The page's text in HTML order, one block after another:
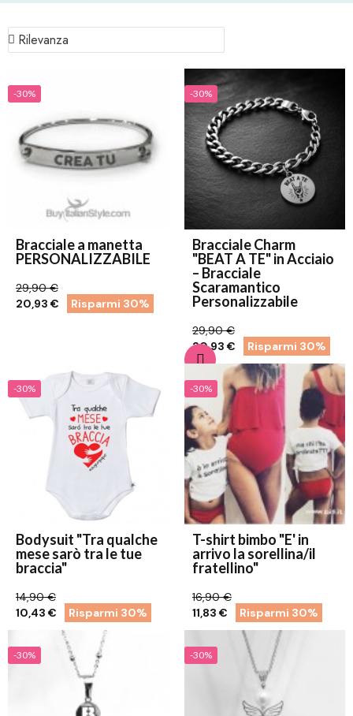
-30%
Bracciale a manetta
PERSONALIZZABILE
29,90 €
20,93 €
Risparmi 30%
-30%
Bracciale Charm
"BEAT A TE" in Acciaio
– Bracciale
Scaramantico
Personalizzabile
29,90 €
20,93 €
Risparmi 30%
-30%
Bodysuit "Tra qualche
mese sarò tra le tue
braccia"
14,90 €
10,43 €
Risparmi 30%
-30%
T-shirt bimbo "E' in
arrivo la sorellina/il
fratellino"
16,90 €
11,83 €
Risparmi 30%
-30% -30%